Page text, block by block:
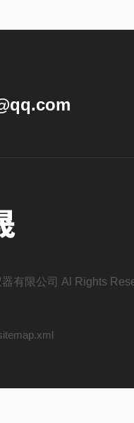
有限公司 Al Rights